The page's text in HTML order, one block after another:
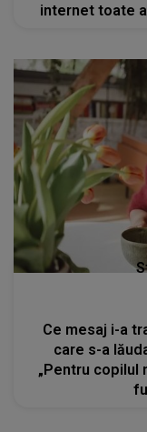
internet toate
Ce mesaj i-a
care s-a
„Pentru copilul